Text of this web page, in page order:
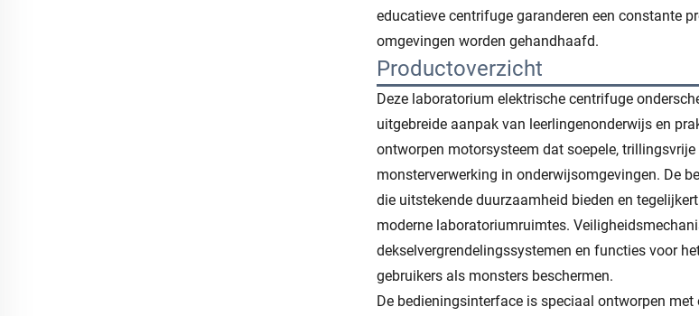
educatieve centrifuge garanderen een constante
omgevingen worden gehandhaafd.
Productoverzicht
Deze laboratorium elektrische centrifuge
uitgebreide aanpak van leerlingenonderwijs en
ontworpen motorsysteem dat soepele,
monsterverwerking in onderwijsomgevingen. De
die uitstekende duurzaamheid bieden en
moderne laboratoriumruimtes.
dekselvergrendelingssystemen en functies voor
gebruikers als monsters beschermen.
De bedieningsinterface is speciaal ontworpen